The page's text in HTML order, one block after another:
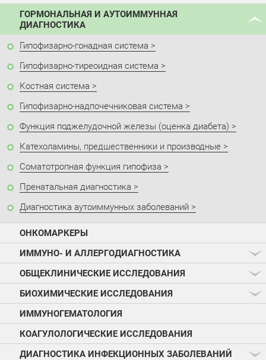
ГОРМОНАЛЬНАЯ И АУТОИММУННАЯ
ДИАГНОСТИКА
Гипофизарно-гонадная система
Гипофизарно-тиреоидная система
Костная система
Гипофизарно-надпочечниковая система
Функция поджелудочной железы (оценка диабета)
Катехоламины, предшественники и производные
Соматотропная функция гипофиза
Пренатальная диагностика
Диагностика аутоиммунных заболеваний
ОНКОМАРКЕРЫ
ИММУНО- И АЛЛЕРГОДИАГНОСТИКА
ОБЩЕКЛИНИЧЕСКИЕ ИССЛЕДОВАНИЯ
БИОХИМИЧЕСКИЕ ИССЛЕДОВАНИЯ
ИММУНОГЕМАТОЛОГИЯ
КОАГУЛОЛОГИЧЕСКИЕ ИССЛЕДОВАНИЯ
ДИАГНОСТИКА ИНФЕКЦИОННЫХ ЗАБОЛЕВАНИЙ